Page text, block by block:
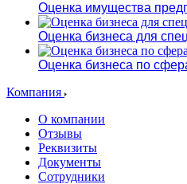
Оценка имущества
Оценка бизнеса для
Оценка бизнеса по
Компания
О компании
Отзывы
Реквизиты
Документы
Сотрудники